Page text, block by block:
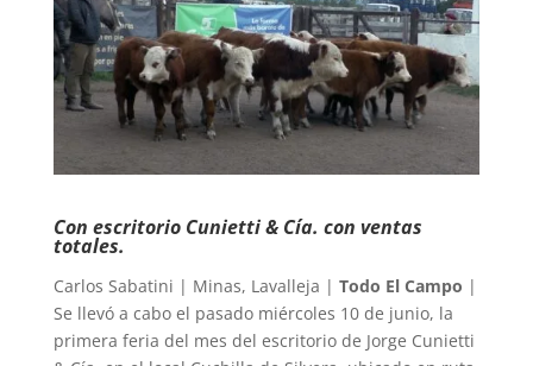
Con escritorio Cunietti & Cía. con ventas
totales.
Carlos Sabatini | Minas, Lavalleja | Todo El Campo |
Se llevó a cabo el pasado miércoles 10 de junio, la
primera feria del mes del escritorio de Jorge Cunietti